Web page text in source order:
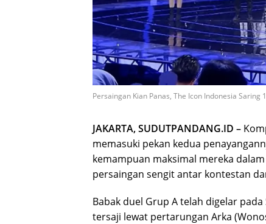
Persaingan Kian Panas, The Icon Indonesia Saring
JAKARTA, SUDUTPANDANG.ID –
memasuki pekan kedua
kemampuan maksimal mereka
persaingan sengit antar kontestan
Babak duel Grup A telah digelar
tersaji lewat pertarungan Arka